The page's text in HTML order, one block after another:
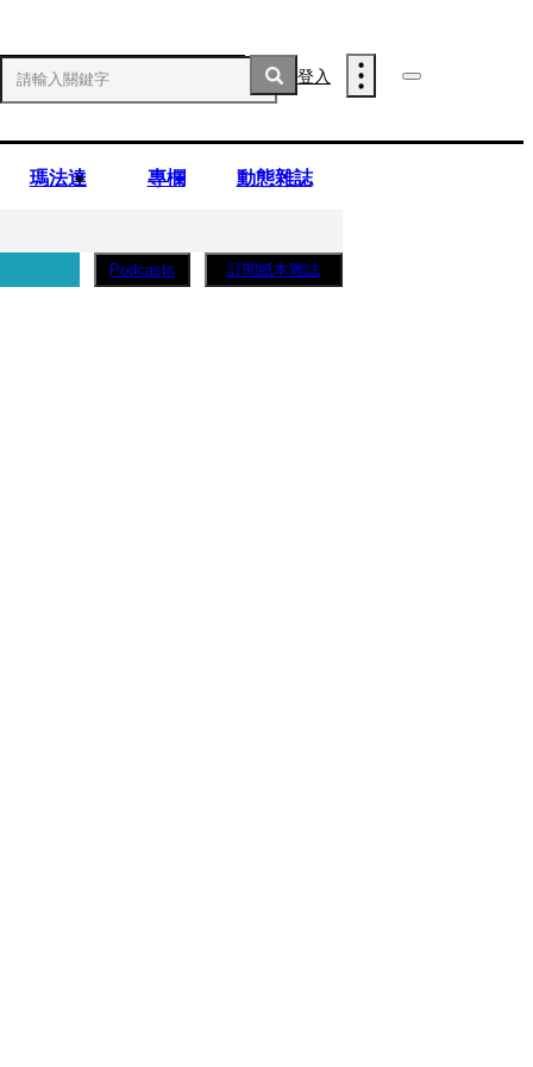
登入
瑪法達 專欄 動態雜誌
Podcasts 訂閱紙本雜誌